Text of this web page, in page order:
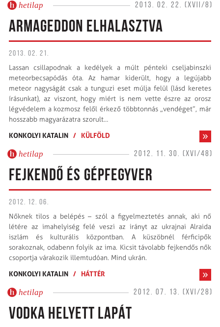
hetilap 2013. 02. 22. (XVII/8)
ARMAGEDDON ELHALASZTVA
2013. 02. 21.
Lassan csillapodnak a kedélyek a múlt pénteki cseljabinszki
meteorbecsapódás óta. Az hamar kiderült, hogy a legújabb
meteor nagyságát csak a tunguzi eset múlja felül (lásd keretes
írásunkat), az viszont, hogy miért is nem vette észre az orosz
légvédelem a kozmosz felől érkező többtonnás „vendéget”, már
hosszabb magyarázatra szorult…
KONKOLYI KATALIN / KÜLFÖLD
hetilap 2012. 11. 30. (XVI/48)
FEJKENDŐ ÉS GÉPFEGYVER
2012. 12. 06.
Nőknek tilos a belépés – szól a figyelmeztetés annak, aki nő
létére az imahelyiség felé veszi az irányt az ukrajnai Alraida
iszlám és kulturális központban. A küszöbnél férficipők
sorakoznak, odabenn folyik az ima. Kicsit távolabb fejkendős nők
csoportja várakozik illemtudóan. Mind ukrán.
KONKOLYI KATALIN / HÁTTÉR
hetilap 2012. 07. 13. (XVI/28)
VODKA HELYETT LAPÁT